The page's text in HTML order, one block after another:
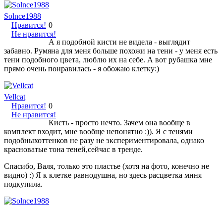
Solnce1988
Нравится!
Не нравится!
0
А я подобной кисти не видела - выглядит
забавно. Румяна для меня больше похожи на тени - у меня есть
тени подобного цвета, люблю их на себе. А вот рубашка мне
прямо очень понравилась - я обожаю клетку:)
Vellcat
Нравится!
Не нравится!
0
Кисть - просто нечто. Зачем она вообще в
комплект входит, мне вообще непонятно :)). Я с тенями
подобныхоттенков не разу не экспериментировала, однако
красноватые тона теней,сейчас в тренде.
Спасибо, Валя, только это пластье (хотя на фото, конечно не
видно) :) Я к клетке равнодушна, но здесь расцветка мння
подкупила.